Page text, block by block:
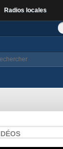
Radios locales
de